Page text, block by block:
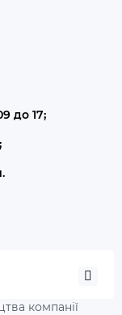
до 17;
компанії